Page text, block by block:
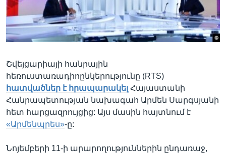
Լեզուներ
Շվեյցարիայի հանրային
հեռուստառադիոընկերությունը (RTS)
հատվածներ է հրապարակել Հայաստանի
Հանրապետության նախագահ Արմեն Սարգսյանի
հետ հարցազրույցից: Այս մասին հայտնում է
«Արմենպրես»-ը:
Նոյեմբերի 11-ի արարողություններին ընդառաջ,